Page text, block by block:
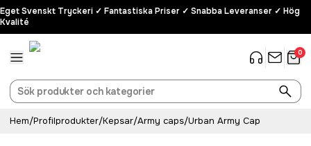
Eget Svenskt Tryckeri ✓ Fantastiska Priser ✓ Snabba Leveranser ✓ Hög
Kvalité
0
Hem/Profilprodukter/Kepsar/Army caps/Urban Army Cap